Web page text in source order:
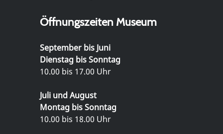
Öffnungszeiten Museum
September bis Juni
Dienstag bis Sonntag
10.00 bis 17.00 Uhr
Juli und August
Montag bis Sonntag
10.00 bis 18.00 Uhr